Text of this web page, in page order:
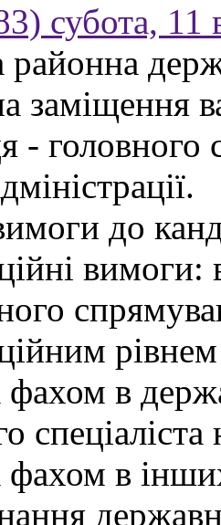
субота, 11
районна
заміщення
- головного
до
фахом в
фахом в